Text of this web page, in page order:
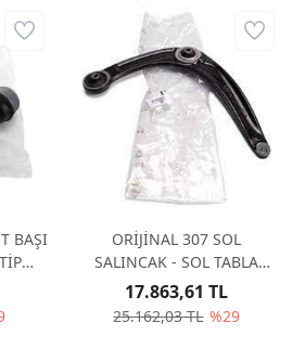
BAŞI
ORİJİNAL 307 SOL
SALINCAK - SOL TABLA
3520S2
25.162,03 TL %29
17.863,61 TL